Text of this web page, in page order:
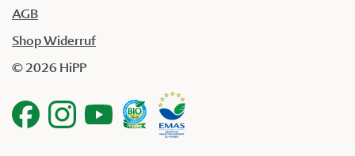
AGB
Shop Widerruf
© 2026 HiPP